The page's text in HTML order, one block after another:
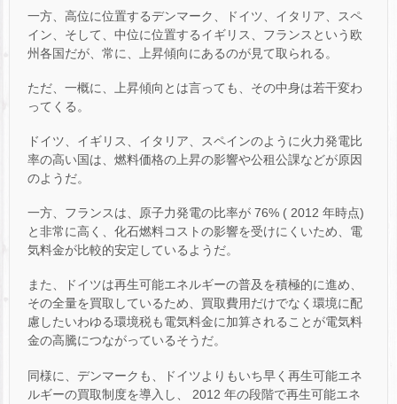
一方、高位に位置するデンマーク、ドイツ、イタリア、スペ
イン、そして、中位に位置するイギリス、フランスという欧
州各国だが、常に、上昇傾向にあるのが見て取られる。
ただ、一概に、上昇傾向とは言っても、その中身は若干変わ
ってくる。
ドイツ、イギリス、イタリア、スペインのように火力発電比
率の高い国は、燃料価格の上昇の影響や公租公課などが原因
のようだ。
一方、フランスは、原子力発電の比率が 76% ( 2012 年時点)
と非常に高く、化石燃料コストの影響を受けにくいため、電
気料金が比較的安定しているようだ。
また、ドイツは再生可能エネルギーの普及を積極的に進め、
その全量を買取しているため、買取費用だけでなく環境に配
慮したいわゆる環境税も電気料金に加算されることが電気料
金の高騰につながっているそうだ。
同様に、デンマークも、ドイツよりもいち早く再生可能エネ
ルギーの買取制度を導入し、 2012 年の段階で再生可能エネ